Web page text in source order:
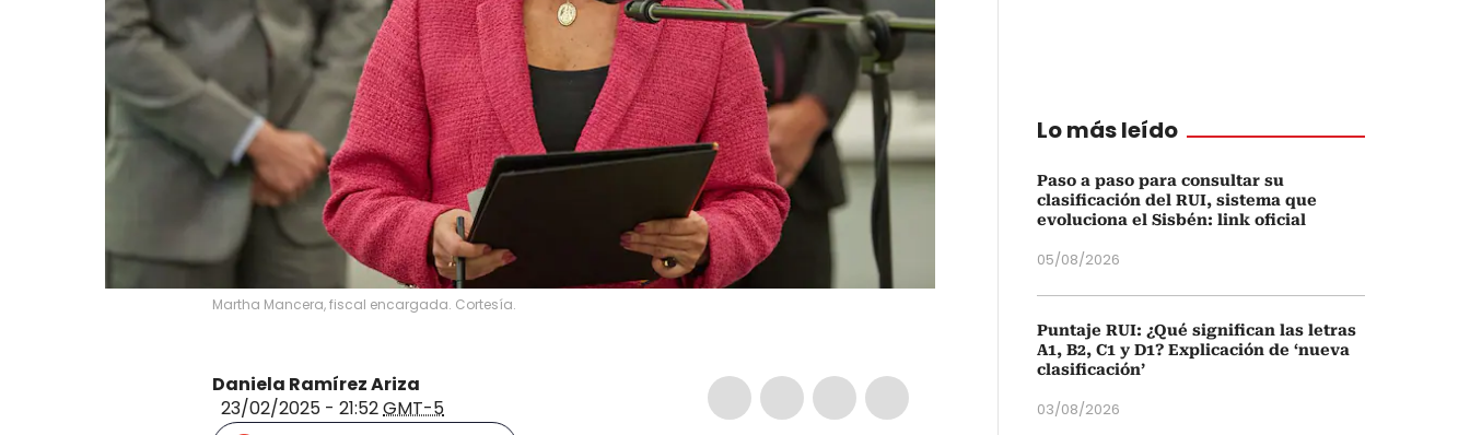
Martha Mancera, fiscal encargada. Cortesía.
Daniela Ramírez Ariza
23/02/2025 - 21:52GMT-5
Lo más leído
Paso a paso para consultar su
clasificación del RUI, sistema que
evoluciona el Sisbén: link oficial
05/08/2026
Puntaje RUI: ¿Qué significan las letras
A1, B2, C1 y D1? Explicación de ‘nueva
clasificación’
03/08/2026